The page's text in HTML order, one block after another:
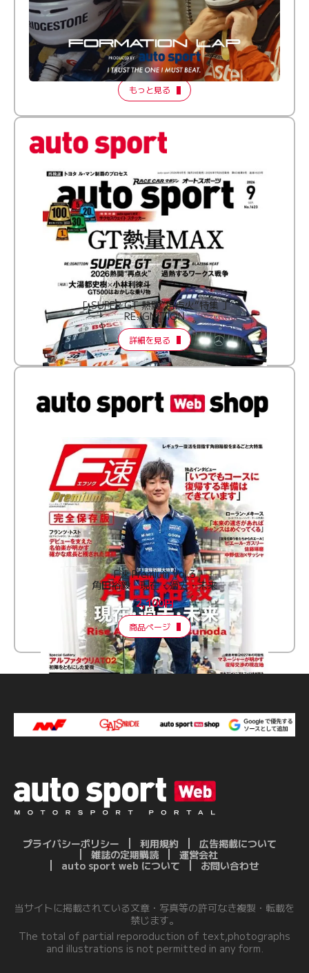
倒す相手を、信じてる。小林利徠斗 × 野村勇斗
【FORMATION LAP Produced by auto sport】
2026 Episode 2
もっと見る
［ SUPER GT 熱闘“再点火”特集 ］
RE:IGNITION
詳細を見る
F速 Premium Vol.3
角田裕毅 現在・過去・未来
2,100円
商品ページ
プライバシーポリシー 利用規約
広告掲載について
雑誌の定期購読
運営会社
auto sport web について
お問い合わせ
当サイトに掲載されている文章・写真等の許可なき複製・転載を
禁じます。
The total of partial reporoduction of text,photographs
and illustrations is not permitted in any form.